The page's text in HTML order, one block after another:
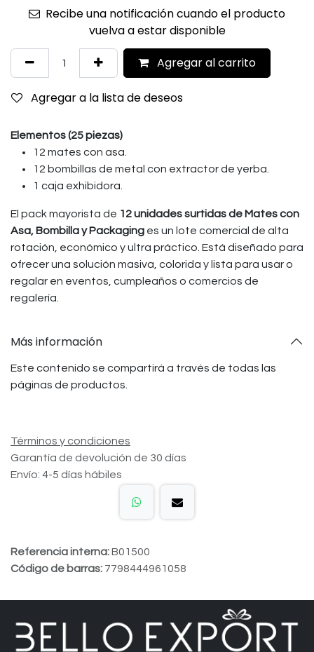
Recibe una notificación cuando el producto
vuelva a estar disponible
Agregar al carrito
Agregar a la lista de deseos
Elementos (25 piezas)
12 mates con asa.
12 bombillas de metal con extractor de yerba.
1 caja exhibidora.
El pack mayorista de 12 unidades surtidas de Mates con
Asa, Bombilla y Packaging es un lote comercial de alta
rotación, económico y ultra práctico. Está diseñado para
ofrecer una solución masiva, colorida y lista para usar o
regalar en eventos, cumpleaños o comercios de
regalería.
Más información
Este contenido se compartirá a través de todas las
páginas de productos.
Términos y condiciones
Garantía de devolución de 30 días
Envío: 4-5 días hábiles
Referencia interna:B01500
Código de barras: 7798444961058